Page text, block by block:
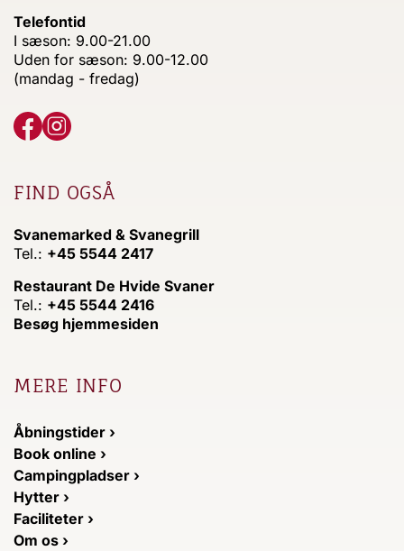
Telefontid
I sæson: 9.00-21.00
Uden for sæson: 9.00-12.00
(mandag - fredag)
FIND OGSÅ
Svanemarked & Svanegrill
Tel.: +45 5544 2417
Restaurant De Hvide Svaner
Tel.: +45 5544 2416
Besøg hjemmesiden
MERE INFO
Åbningstider ›
Book online ›
Campingpladser ›
Hytter ›
Faciliteter ›
Om os ›